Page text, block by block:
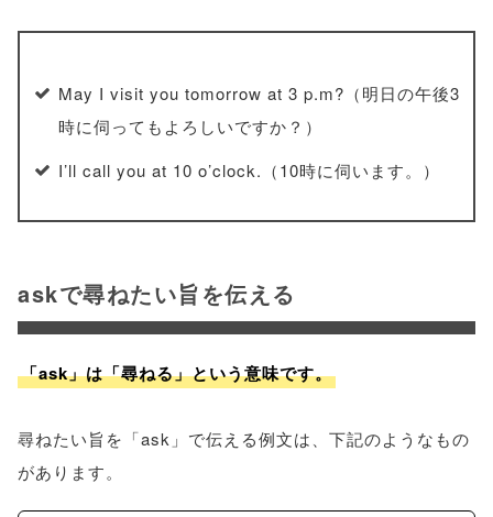
May I visit you tomorrow at 3 p.m?（明日の午後3
時に伺ってもよろしいですか？）
I’ll call you at 10 o’clock.（10時に伺います。）
askで尋ねたい旨を伝える
「ask」は「尋ねる」という意味です。
尋ねたい旨を「ask」で伝える例文は、下記のようなもの
があります。